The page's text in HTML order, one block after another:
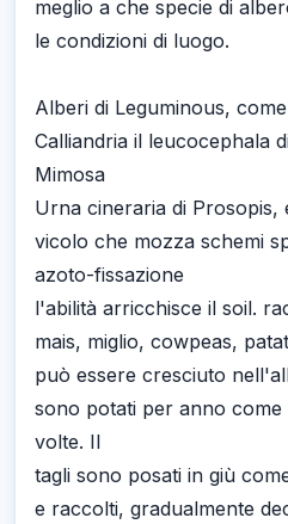
meglio a che specie di
le condizioni di luogo.
Alberi di Leguminous,
Calliandria il leucocephala
Mimosa
Urna cineraria di Prosopis,
vicolo che mozza schemi
azoto-fissazione
l'abilità arricchisce il soil.
mais, miglio, cowpeas,
può essere cresciuto
sono potati per anno come
volte. Il
tagli sono posati in giù
e raccolti, gradualmente